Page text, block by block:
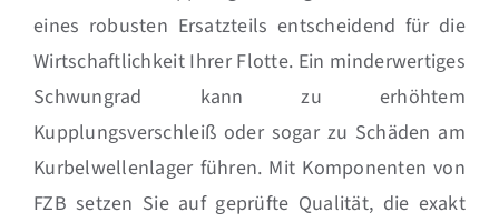
eines robusten Ersatzteils entscheidend für die
Wirtschaftlichkeit Ihrer Flotte. Ein minderwertiges
Schwungrad kann zu erhöhtem
Kupplungsverschleiß oder sogar zu Schäden am
Kurbelwellenlager führen. Mit Komponenten von
FZB setzen Sie auf geprüfte Qualität, die exakt